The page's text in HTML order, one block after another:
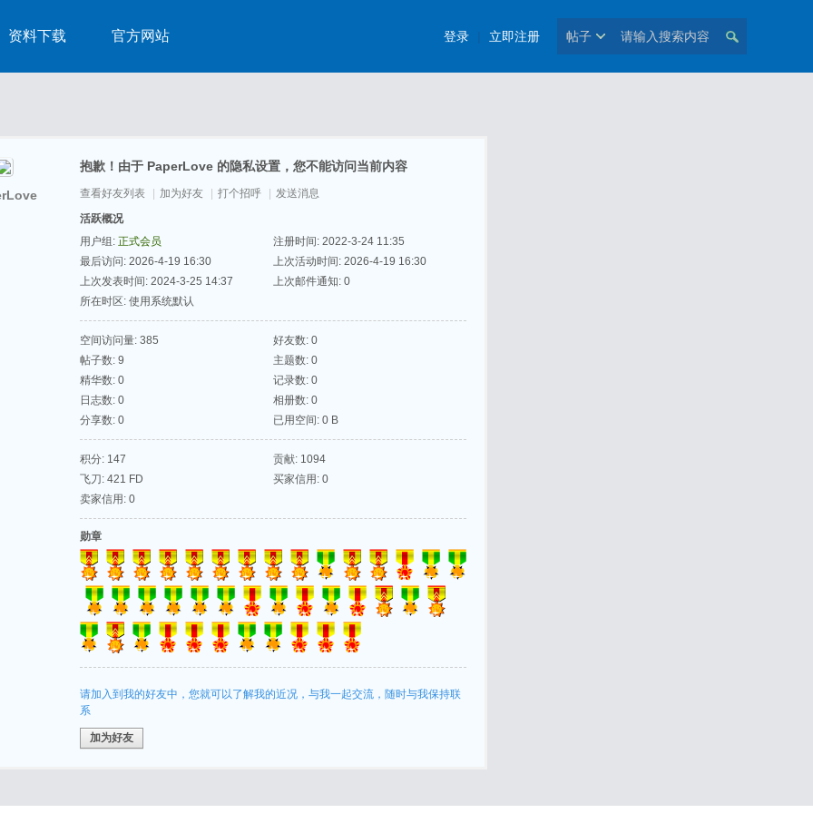
帖子
登录 立即注册
资料下载 官方网站
抱歉！由于 PaperLove 的隐私设置，您不能访问当前内容
查看好友列表 加为好友 打个招呼
发送消息
活跃概况
用户组: 正式会员
注册时间: 2022-3-24 11:35
最后访问: 2026-4-19 16:30
上次活动时间: 2026-4-19 16:30
上次发表时间: 2024-3-25 14:37
上次邮件通知: 0
所在时区: 使用系统默认
空间访问量: 385
好友数: 0
帖子数: 9
主题数: 0
精华数: 0
记录数: 0
日志数: 0
相册数: 0
分享数: 0
已用空间: 0 B
积分: 147
贡献: 1094
飞刀: 421 FD
买家信用: 0
卖家信用: 0
勋章
请加入到我的好友中，您就可以了解我的近况，与我一起交流，随时与我保持联
系
加为好友